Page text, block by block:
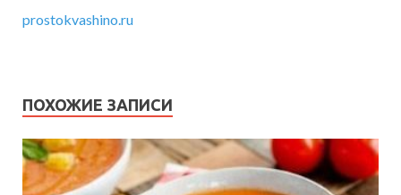
prostokvashino.ru
ПОХОЖИЕ ЗАПИСИ